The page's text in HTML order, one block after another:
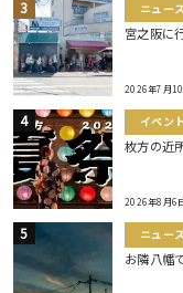
ニュース
宮之阪に
2026年7月10
イベント
枚方の近
2026年8月6
ニュース
お隣八幡